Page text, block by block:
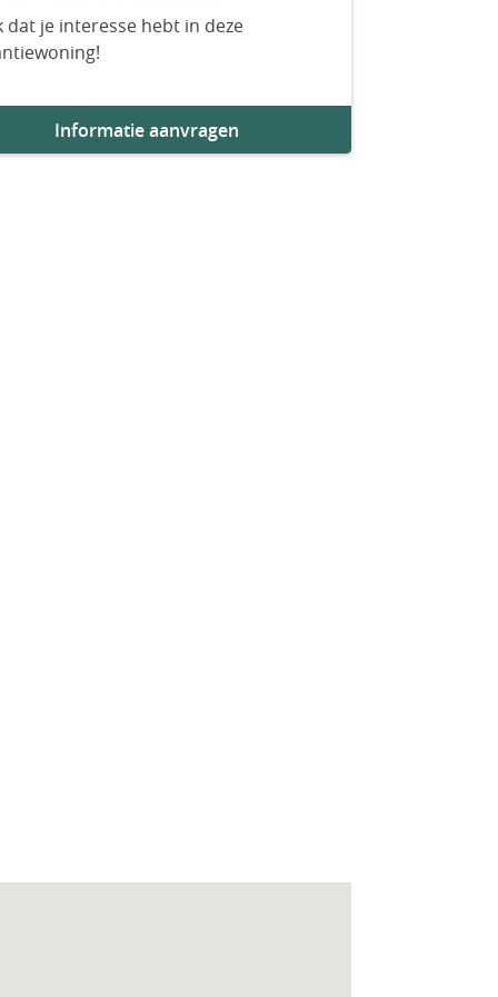
dat je interesse hebt in deze
Informatie aanvragen